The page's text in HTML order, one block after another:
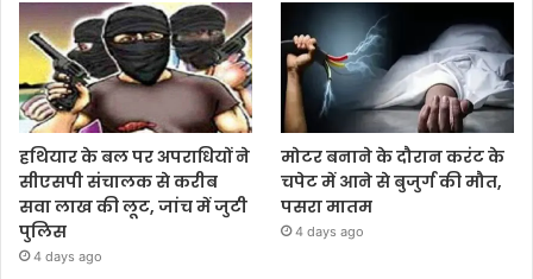
हथियार के बल पर अपराधियों ने
सीएसपी संचालक से करीब
सवा लाख की लूट, जांच में जुटी
पुलिस
4 days ago
मोटर बनाने के दौरान करंट के
चपेट में आने से बुजुर्ग की मौत,
पसरा मातम
4 days ago